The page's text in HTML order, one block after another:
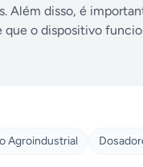
Além disso, é
que o dispositivo
Agroindustrial